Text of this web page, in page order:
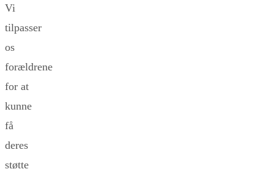
Vi
tilpasser
os
forældrene
for at
kunne
få
deres
støtte